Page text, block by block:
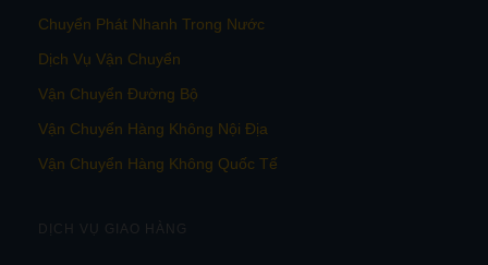
Chuyển Phát Nhanh Trong Nước
Dịch Vụ Vận Chuyển
Vận Chuyển Đường Bộ
Vận Chuyển Hàng Không Nội Địa
Vận Chuyển Hàng Không Quốc Tế
DỊCH VỤ GIAO HÀNG